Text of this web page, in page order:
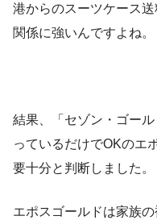
港からのスーツケース
関係に強いんですよね。
結果、「セゾン・ゴー
っているだけでOKのエ
要十分と判断しました。
エポスゴールドは家族